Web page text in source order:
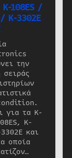
108ES /
K-3302E
την
σειράς
για τα K-
K-
και
οποία